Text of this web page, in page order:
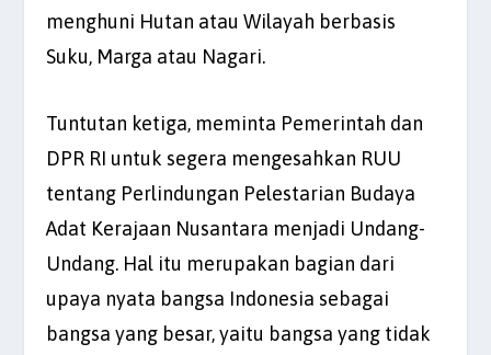
menghuni Hutan atau Wilayah berbasis
Suku, Marga atau Nagari.
Tuntutan ketiga, meminta Pemerintah dan
DPR RI untuk segera mengesahkan RUU
tentang Perlindungan Pelestarian Budaya
Adat Kerajaan Nusantara menjadi Undang-
Undang. Hal itu merupakan bagian dari
upaya nyata bangsa Indonesia sebagai
bangsa yang besar, yaitu bangsa yang tidak